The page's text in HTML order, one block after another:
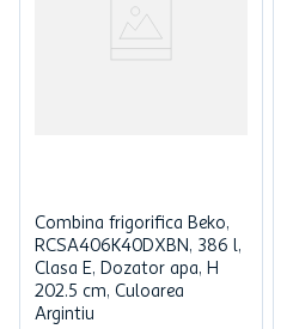
Combina frigorifica Beko,
RCSA406K40DXBN, 386 l,
Clasa E, Dozator apa, H
202.5 cm, Culoarea
Argintiu